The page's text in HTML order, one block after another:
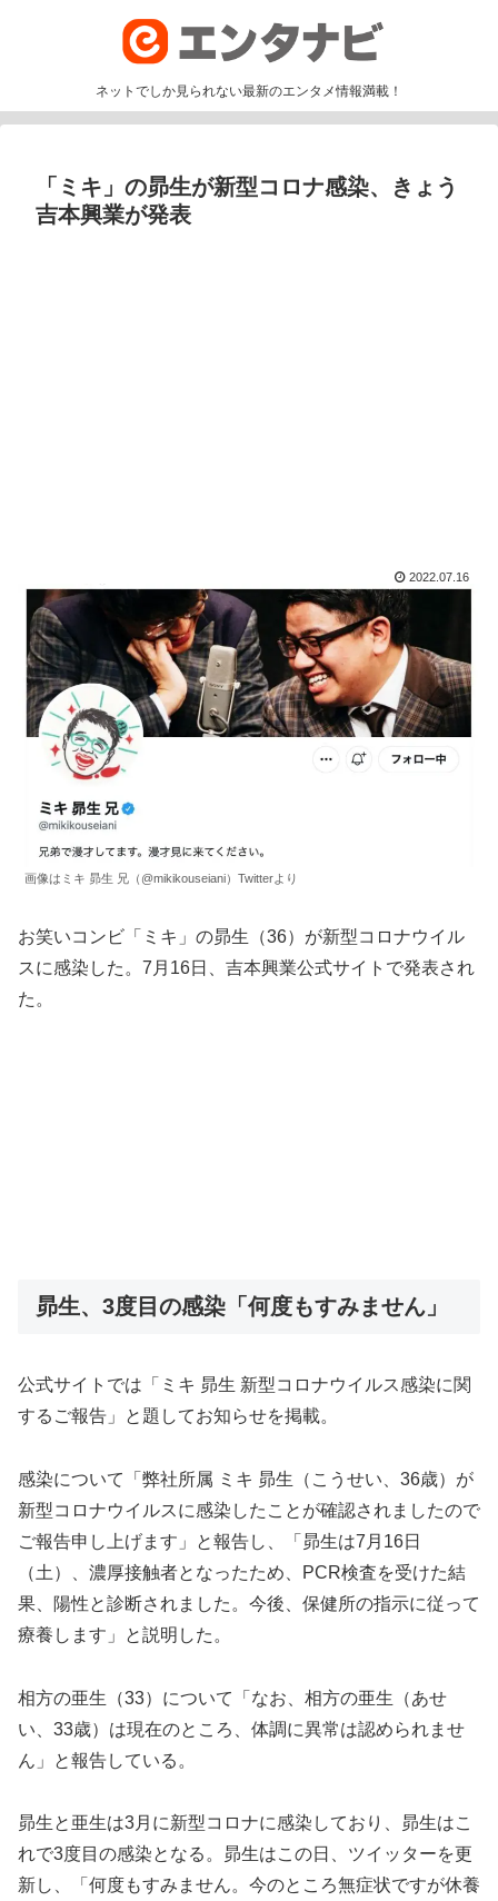
ネットでしか見られない最新のエンタメ情報満載！
「ミキ」の昴生が新型コロナ感染、きょう
吉本興業が発表
2022.07.16
画像はミキ 昴生 兄（@mikikouseiani）Twitterより
お笑いコンビ「ミキ」の昴生（36）が新型コロナウイル
スに感染した。7月16日、吉本興業公式サイトで発表され
た。
昴生、3度目の感染「何度もすみません」
公式サイトでは「ミキ 昴生 新型コロナウイルス感染に関
するご報告」と題してお知らせを掲載。
感染について「弊社所属 ミキ 昴生（こうせい、36歳）が
新型コロナウイルスに感染したことが確認されましたので
ご報告申し上げます」と報告し、「昴生は7月16日
（土）、濃厚接触者となったため、PCR検査を受けた結
果、陽性と診断されました。今後、保健所の指示に従って
療養します」と説明した。
相方の亜生（33）について「なお、相方の亜生（あせ
い、33歳）は現在のところ、体調に異常は認められませ
ん」と報告している。
昴生と亜生は3月に新型コロナに感染しており、昴生はこ
れで3度目の感染となる。昴生はこの日、ツイッターを更
新し、「何度もすみません。今のところ無症状ですが休養